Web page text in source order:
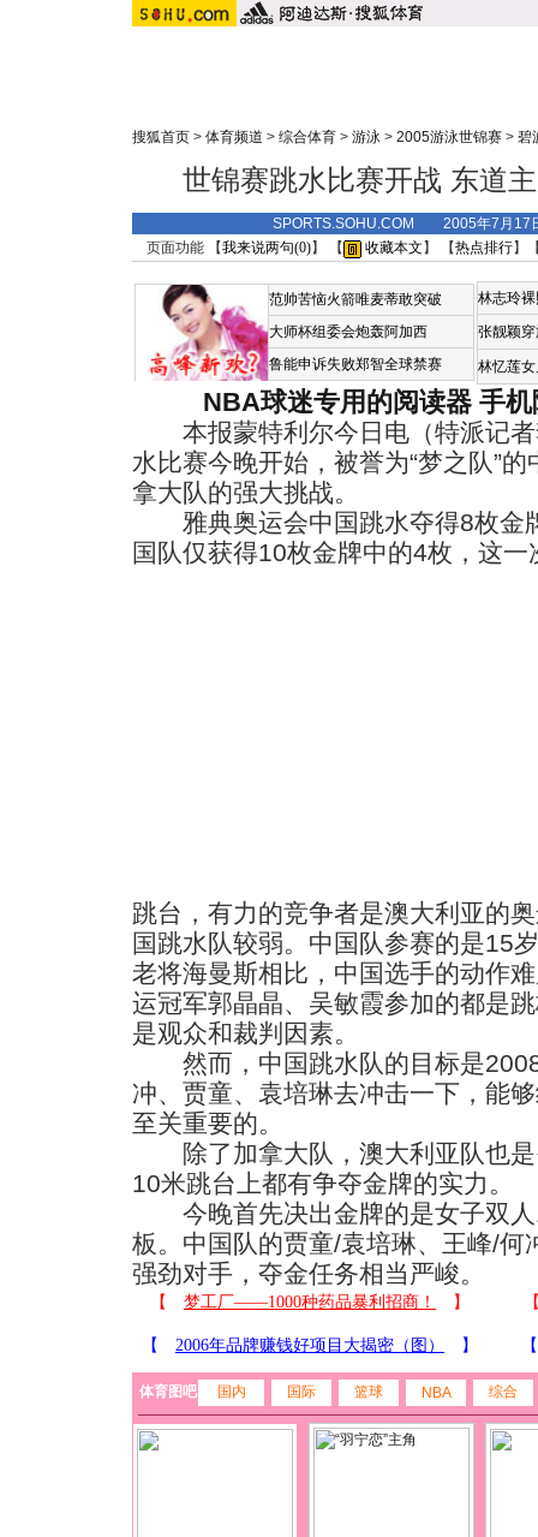
搜狐首页 > 体育频道 > 综合体育 > 游泳 > 2005游泳世锦赛 > 碧
世锦赛跳水比赛开战 东道
SPORTS.SOHU.COM 2005年7月17
页面功能 【我来说两句(0)】 【 收藏本文 】 【热点排行】
范帅苦恼火箭唯麦蒂敢突破
大师杯组委会炮轰阿加西
鲁能申诉失败郑智全球禁赛
林志玲
张靓颖
林忆莲
NBA球迷专用的阅读器 手
本报蒙特利尔今日电（特派记者
水比赛今晚开始，被誉为“梦之队”
拿大队的强大挑战。
雅典奥运会中国跳水夺得8枚金
国队仅获得10枚金牌中的4枚，这
跳台，有力的竞争者是澳大利亚的
国跳水队较弱。中国队参赛的是15
老将海曼斯相比，中国选手的动作
运冠军郭晶晶、吴敏霞参加的都是
是观众和裁判因素。
然而，中国跳水队的目标是2008
冲、贾童、袁培琳去冲击一下，能
至关重要的。
除了加拿大队，澳大利亚队也是
10米跳台上都有争夺金牌的实力。
今晚首先决出金牌的是女子双人
板。中国队的贾童/袁培琳、王峰/何
强劲对手，夺金任务相当严峻。
体育图吧 国内 国际 篮球 NBA 综合